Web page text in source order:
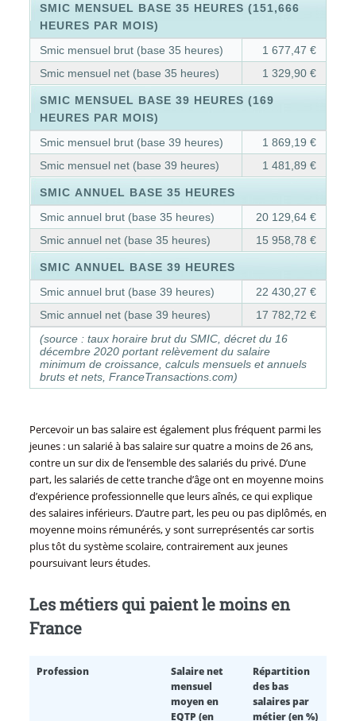
SMIC MENSUEL BASE 35 HEURES (151,666
HEURES PAR MOIS)
Smic mensuel brut (base 35 heures)
1 677,47 €
Smic mensuel net (base 35 heures)
1 329,90 €
SMIC MENSUEL BASE 39 HEURES (169
HEURES PAR MOIS)
Smic mensuel brut (base 39 heures)
1 869,19 €
Smic mensuel net (base 39 heures)
1 481,89 €
SMIC ANNUEL BASE 35 HEURES
Smic annuel brut (base 35 heures)
20 129,64 €
Smic annuel net (base 35 heures)
15 958,78 €
SMIC ANNUEL BASE 39 HEURES
Smic annuel brut (base 39 heures)
22 430,27 €
Smic annuel net (base 39 heures)
17 782,72 €
(source : taux horaire brut du SMIC, décret du 16
décembre 2020 portant relèvement du salaire
minimum de croissance, calculs mensuels et annuels
bruts et nets, FranceTransactions.com)
Percevoir un bas salaire est également plus fréquent parmi les
jeunes : un salarié à bas salaire sur quatre a moins de 26 ans,
contre un sur dix de l’ensemble des salariés du privé. D’une
part, les salariés de cette tranche d’âge ont en moyenne moins
d’expérience professionnelle que leurs aînés, ce qui explique
des salaires inférieurs. D’autre part, les peu ou pas diplômés, en
moyenne moins rémunérés, y sont surreprésentés car sortis
plus tôt du système scolaire, contrairement aux jeunes
poursuivant leurs études.
Les métiers qui paient le moins en
France
Profession
Salaire net
mensuel
moyen en
EQTP (en
Répartition
des bas
salaires par
métier (en %)